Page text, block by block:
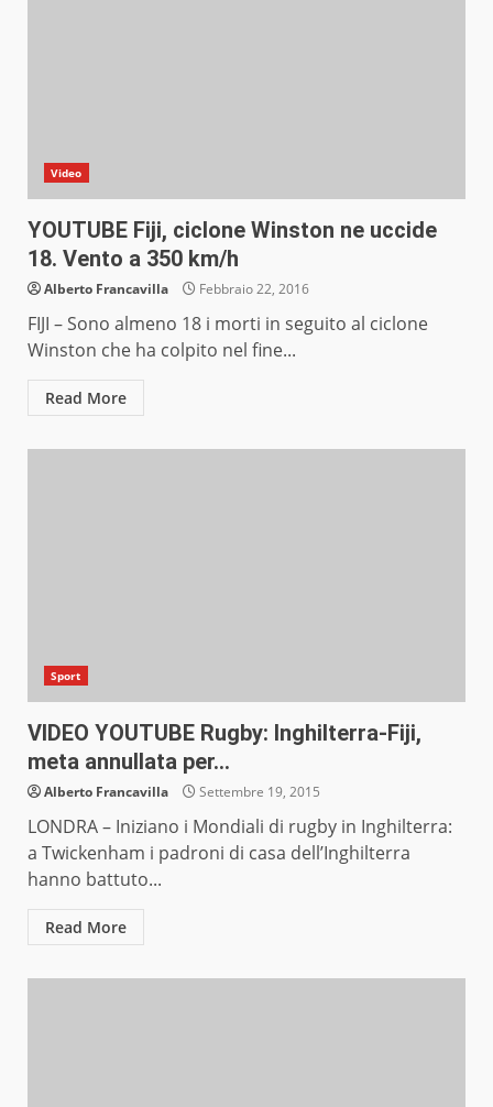
Video
YOUTUBE Fiji, ciclone Winston ne uccide
18. Vento a 350 km/h
Alberto Francavilla Febbraio 22, 2016
FIJI – Sono almeno 18 i morti in seguito al ciclone
Winston che ha colpito nel fine...
Read More
Sport
VIDEO YOUTUBE Rugby: Inghilterra-Fiji,
meta annullata per…
Alberto Francavilla Settembre 19, 2015
LONDRA – Iniziano i Mondiali di rugby in Inghilterra:
a Twickenham i padroni di casa dell’Inghilterra
hanno battuto...
Read More